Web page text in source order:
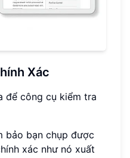
Xác
để công cụ kiểm tra
bảo bạn chụp được
xác như nó xuất